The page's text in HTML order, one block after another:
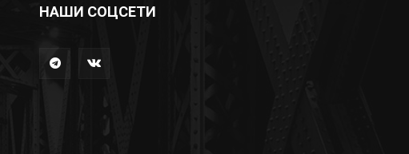
НАШИ СОЦСЕТИ